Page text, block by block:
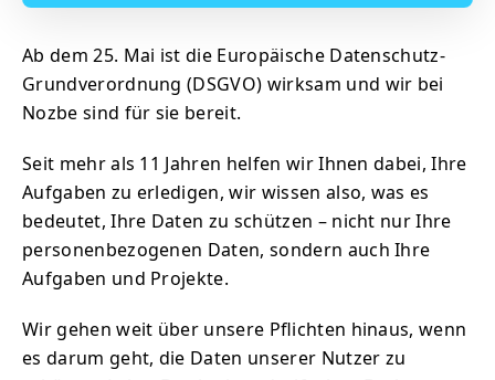
Ab dem 25. Mai ist die Europäische Datenschutz-
Grundverordnung (DSGVO) wirksam und wir bei
Nozbe sind für sie bereit.
Seit mehr als 11 Jahren helfen wir Ihnen dabei, Ihre
Aufgaben zu erledigen, wir wissen also, was es
bedeutet, Ihre Daten zu schützen – nicht nur Ihre
personenbezogenen Daten, sondern auch Ihre
Aufgaben und Projekte.
Wir gehen weit über unsere Pflichten hinaus, wenn
es darum geht, die Daten unserer Nutzer zu